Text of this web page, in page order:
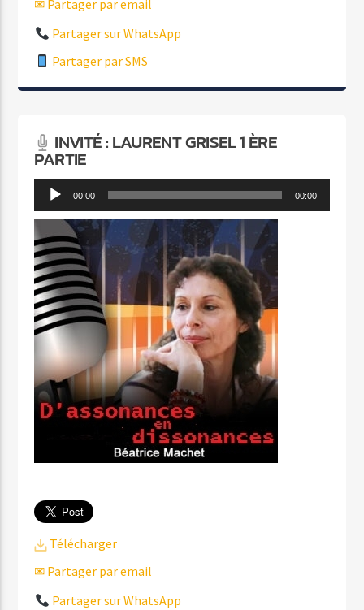
✉ Partager par email
Partager sur WhatsApp
Partager par SMS
INVITÉ : LAURENT GRISEL 1 ÈRE
PARTIE
Lecteur
audio
00:00 00:00
Télécharger
✉ Partager par email
Partager sur WhatsApp